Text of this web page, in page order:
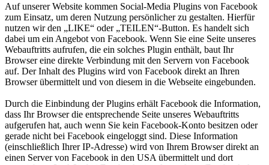
Auf unserer Website kommen Social-Media Plugins von Facebook
zum Einsatz, um deren Nutzung persönlicher zu gestalten. Hierfür
nutzen wir den „LIKE“ oder „TEILEN“-Button. Es handelt sich
dabei um ein Angebot von Facebook. Wenn Sie eine Seite unseres
Webauftritts aufrufen, die ein solches Plugin enthält, baut Ihr
Browser eine direkte Verbindung mit den Servern von Facebook
auf. Der Inhalt des Plugins wird von Facebook direkt an Ihren
Browser übermittelt und von diesem in die Webseite eingebunden.
Durch die Einbindung der Plugins erhält Facebook die Information,
dass Ihr Browser die entsprechende Seite unseres Webauftritts
aufgerufen hat, auch wenn Sie kein Facebook-Konto besitzen oder
gerade nicht bei Facebook eingeloggt sind. Diese Information
(einschließlich Ihrer IP-Adresse) wird von Ihrem Browser direkt an
einen Server von Facebook in den USA übermittelt und dort